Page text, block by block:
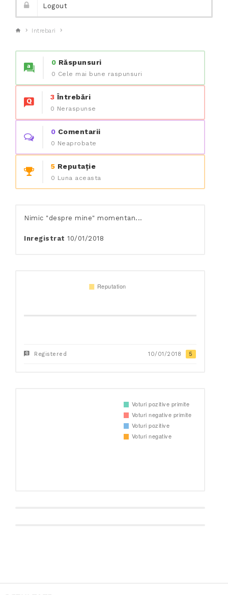
Logout
Intrebari
0 Răspunsuri
0 Cele mai bune raspunsuri
3 Întrebări
0 Neraspunse
0 Comentarii
0 Neaprobate
5 Reputație
0 Luna aceasta
Nimic "despre mine" momentan...
Inregistrat 10/01/2018
Registered 10/01/2018 5